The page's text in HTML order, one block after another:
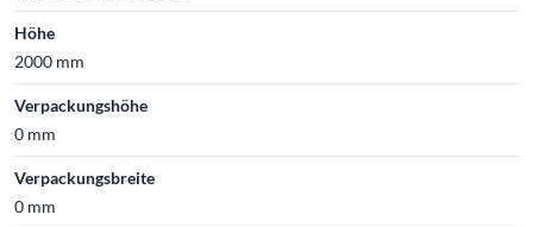
Höhe
2000 mm
Verpackungshöhe
0 mm
Verpackungsbreite
0 mm